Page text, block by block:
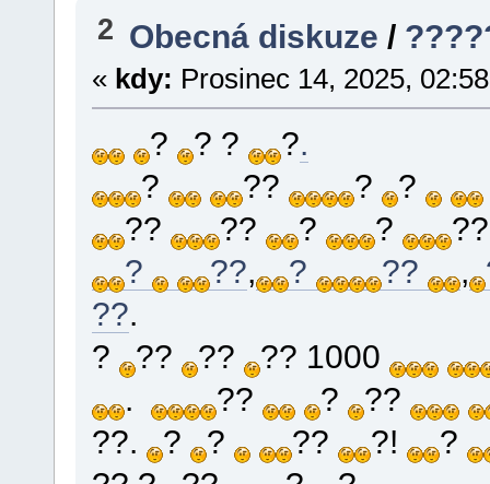
2 Obecná diskuze /
« kdy: Prosinec 14, 2025,
? ? ? ?.
?
?? ?
?
??
?? ? ?
?
??, ? ?? ,
??.
?
?? ??
?? 1000
.
?? ?
??
??.
? ? ?? ?!
?